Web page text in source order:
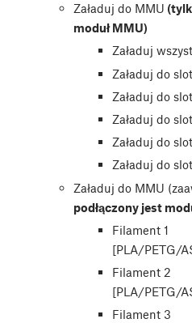
Załaduj do MMU
moduł MMU)
Załaduj
Załaduj do
Załaduj do
Załaduj do
Załaduj do
Załaduj do
Załaduj do MMU
podłączony jest
Filament 1
[PLA/PETG/
Filament 2
[PLA/PETG/
Filament 3